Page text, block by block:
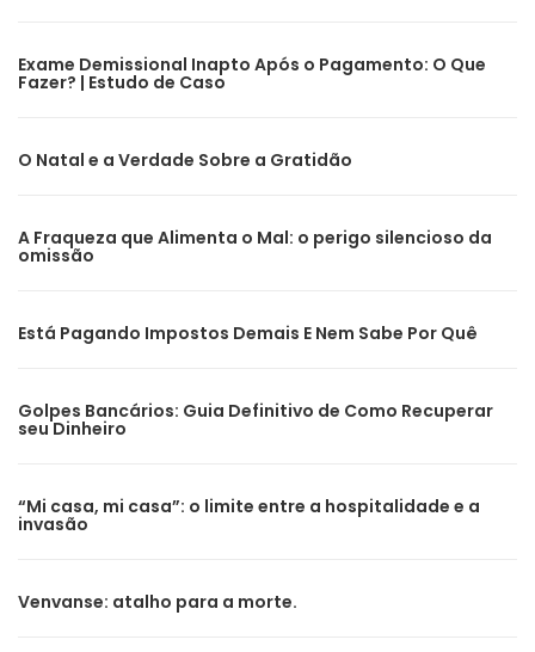
Exame Demissional Inapto Após o Pagamento: O Que
Fazer? | Estudo de Caso
O Natal e a Verdade Sobre a Gratidão
A Fraqueza que Alimenta o Mal: o perigo silencioso da
omissão
Está Pagando Impostos Demais E Nem Sabe Por Quê
Golpes Bancários: Guia Definitivo de Como Recuperar
seu Dinheiro
“Mi casa, mi casa”: o limite entre a hospitalidade e a
invasão
Venvanse: atalho para a morte.